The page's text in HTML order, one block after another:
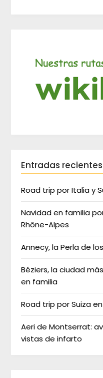
Entradas recientes
Road trip por Italia y
Navidad en familia
Rhône-Alpes
Annecy, la Perla de
Béziers, la ciudad
en familia
Road trip por Suiza
Aeri de Montserrat:
vistas de infarto